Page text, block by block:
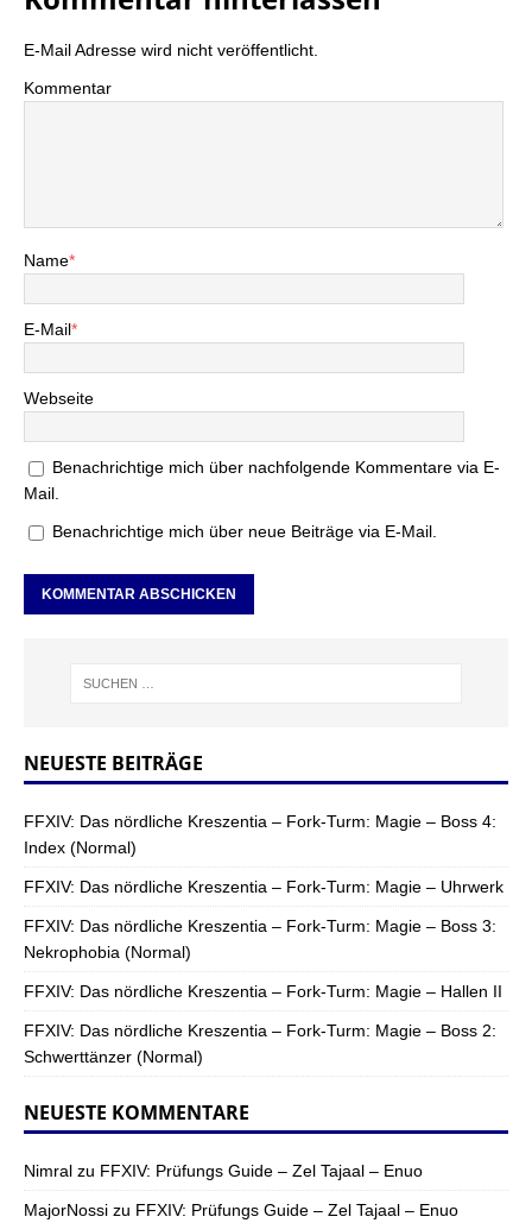
E-Mail Adresse wird nicht veröffentlicht.
Kommentar
Name*
E-Mail*
Webseite
Benachrichtige mich über nachfolgende Kommentare via E-
Mail.
Benachrichtige mich über neue Beiträge via E-Mail.
NEUESTE BEITRÄGE
FFXIV: Das nördliche Kreszentia – Fork-Turm: Magie – Boss 4:
Index (Normal)
FFXIV: Das nördliche Kreszentia – Fork-Turm: Magie – Uhrwerk
FFXIV: Das nördliche Kreszentia – Fork-Turm: Magie – Boss 3:
Nekrophobia (Normal)
FFXIV: Das nördliche Kreszentia – Fork-Turm: Magie – Hallen II
FFXIV: Das nördliche Kreszentia – Fork-Turm: Magie – Boss 2:
Schwerttänzer (Normal)
NEUESTE KOMMENTARE
Nimral zu FFXIV: Prüfungs Guide – Zel Tajaal – Enuo
MajorNossi zu FFXIV: Prüfungs Guide – Zel Tajaal – Enuo